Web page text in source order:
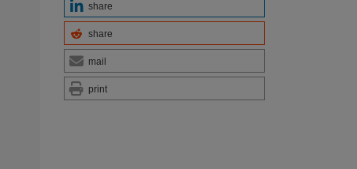
share
share
mail
print